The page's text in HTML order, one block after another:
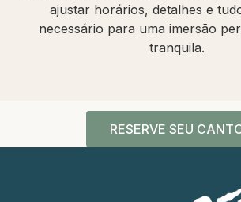
ajustar horários, detalhes e
necessário para uma imersão
tranquila.
RESERVE SEU